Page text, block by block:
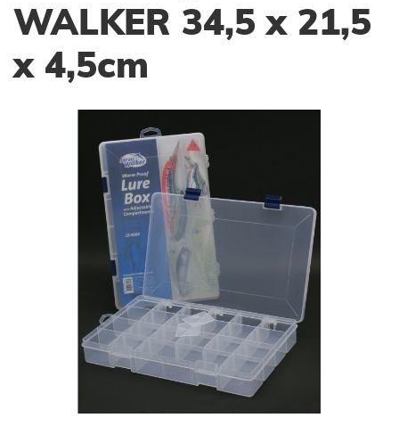
WALKER 34,5 x 21,5
x 4,5cm